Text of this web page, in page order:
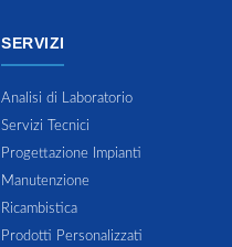
SERVIZI
Analisi di Laboratorio
Servizi Tecnici
Progettazione Impianti
Manutenzione
Ricambistica
Prodotti Personalizzati